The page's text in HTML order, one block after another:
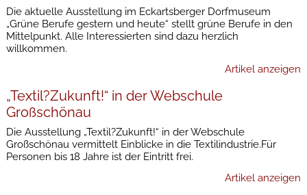
Die aktuelle Ausstellung im Eckartsberger Dorfmuseum
„Grüne Berufe gestern und heute“ stellt grüne Berufe in den
Mittelpunkt. Alle Interessierten sind dazu herzlich
willkommen.
Artikel anzeigen
„Textil?Zukunft!“ in der Webschule
Großschönau
Die Ausstellung „Textil?Zukunft!“ in der Webschule
Großschönau vermittelt Einblicke in die Textilindustrie.Für
Personen bis 18 Jahre ist der Eintritt frei.
Artikel anzeigen